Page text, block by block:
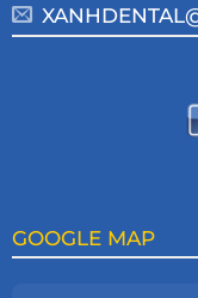
GOOGLE MAP